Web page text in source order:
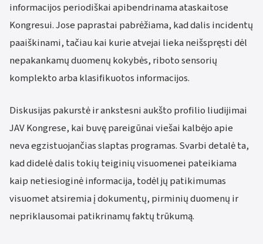
informacijos periodiškai apibendrinama ataskaitose
Kongresui. Jose paprastai pabrėžiama, kad dalis incidentų
paaiškinami, tačiau kai kurie atvejai lieka neišspręsti dėl
nepakankamų duomenų kokybės, riboto sensorių
komplekto arba klasifikuotos informacijos.
Diskusijas pakurstė ir ankstesni aukšto profilio liudijimai
JAV Kongrese, kai buvę pareigūnai viešai kalbėjo apie
neva egzistuojančias slaptas programas. Svarbi detalė ta,
kad didelė dalis tokių teiginių visuomenei pateikiama
kaip netiesioginė informacija, todėl jų patikimumas
visuomet atsiremia į dokumentų, pirminių duomenų ir
nepriklausomai patikrinamų faktų trūkumą.